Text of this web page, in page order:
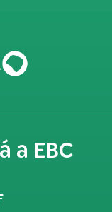
a EBC